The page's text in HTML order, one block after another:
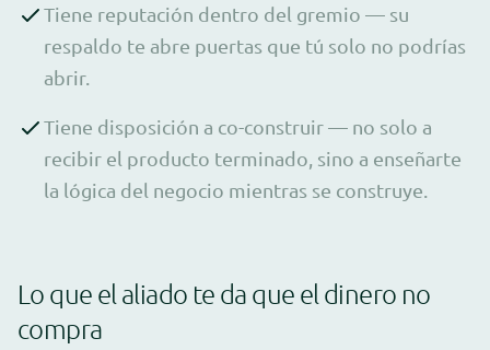
Tiene reputación dentro del gremio — su
respaldo te abre puertas que tú solo no podrías
abrir.
Tiene disposición a co-construir — no solo a
recibir el producto terminado, sino a enseñarte
la lógica del negocio mientras se construye.
Lo que el aliado te da que el dinero no
compra